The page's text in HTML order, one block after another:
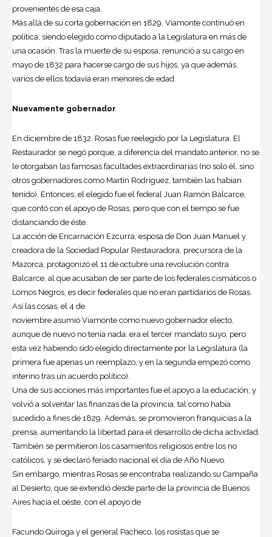
provenientes de esa caja.
Más allá de su corta gobernación en 1829, Viamonte continuó en
política, siendo elegido como diputado a la Legislatura en más de
una ocasión. Tras la muerte de su esposa, renunció a su cargo en
mayo de 1832 para hacerse cargo de sus hijos, ya que además,
varios de ellos todavía eran menores de edad.
Nuevamente gobernador
En diciembre de 1832, Rosas fue reelegido por la Legislatura. El
Restaurador se negó porque, a diferencia del mandato anterior, no se
le otorgaban las famosas facultades extraordinarias (no solo él, sino
otros gobernadores como Martín Rodríguez, también las habían
tenido). Entonces, el elegido fue el federal Juan Ramón Balcarce,
que contó con el apoyo de Rosas, pero que con el tiempo se fue
distanciando de éste.
La acción de Encarnación Ezcurra, esposa de Don Juan Manuel y
creadora de la Sociedad Popular Restauradora, precursora de la
Mazorca, protagonizó el 11 de octubre una revolución contra
Balcarce, al que acusaban de ser parte de los federales cismáticos o
Lomos Negros, es decir federales que no eran partidarios de Rosas.
Así las cosas, el 4 de
noviembre asumió Viamonte como nuevo gobernador electo,
aunque de nuevo no tenía nada: era el tercer mandato suyo, pero
esta vez habiendo sido elegido directamente por la Legislatura (la
primera fue apenas un reemplazo, y en la segunda empezó como
interino tras un acuerdo político).
Una de sus acciones más importantes fue el apoyo a la educación, y
volvió a solventar las finanzas de la provincia, tal como había
sucedido a fines de 1829. Además, se promovieron franquicias a la
prensa, aumentando la libertad para el desarrollo de dicha actividad.
También se permitieron los casamientos religiosos entre los no
católicos, y se declaró feriado nacional el día de Año Nuevo.
Sin embargo, mientras Rosas se encontraba realizando su Campaña
al Desierto, que se extendió desde parte de la provincia de Buenos
Aires hacia el oeste, con el apoyo de
Facundo Quiroga y el general Pacheco, los rosistas que se